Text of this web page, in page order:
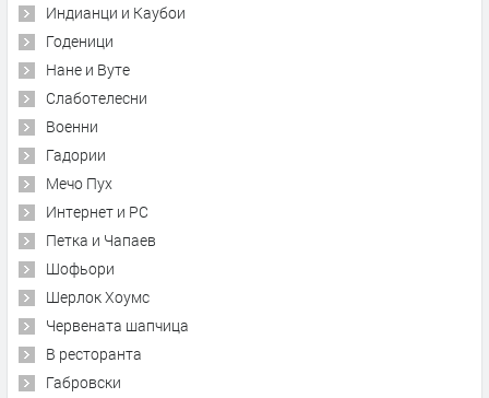
Индианци и Каубои
Годеници
Нане и Вуте
Слаботелесни
Военни
Гадории
Мечо Пух
Интернет и PC
Петка и Чапаев
Шофьори
Шерлок Хоумс
Червената шапчица
В ресторанта
Габровски